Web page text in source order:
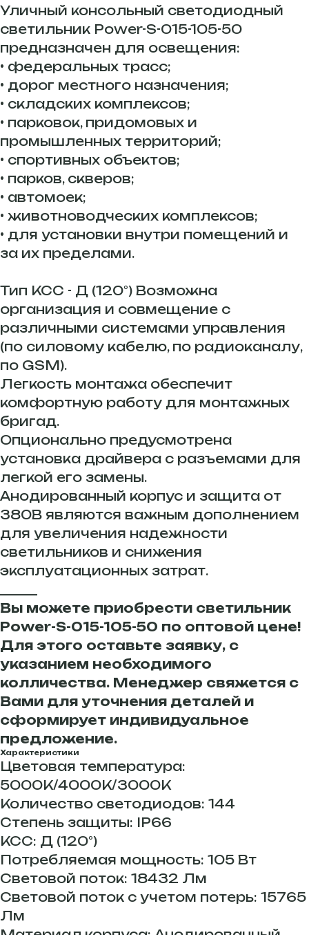
Уличный консольный светодиодный
светильник Power-S-015-105-50
предназначен для освещения:
• федеральных трасс;
• дорог местного назначения;
• складских комплексов;
• парковок, придомовых и
промышленных территорий;
• спортивных объектов;
• парков, скверов;
• автомоек;
• животноводческих комплексов;
• для установки внутри помещений и
за их пределами.
Тип КСС - Д (120°) Возможна
организация и совмещение с
различными системами управления
(по силовому кабелю, по радиоканалу,
по GSM).
Легкость монтажа обеспечит
комфортную работу для монтажных
бригад.
Опционально предусмотрена
установка драйвера с разъемами для
легкой его замены.
Анодированный корпус и защита от
380В являются важным дополнением
для увеличения надежности
светильников и снижения
эксплуатационных затрат.
Вы можете приобрести светильник
Power-S-015-105-50 по оптовой цене!
Для этого оставьте заявку, с
указанием необходимого
колличества. Менеджер свяжется с
Вами для уточнения деталей и
сформирует индивидуальное
предложение.
Характеристики
Цветовая температура:
5000К/4000К/3000К
Количество светодиодов: 144
Степень защиты: IP66
КСС: Д (120°)
Потребляемая мощность: 105 Вт
Световой поток: 18432 Лм
Световой поток с учетом потерь: 15765
Лм